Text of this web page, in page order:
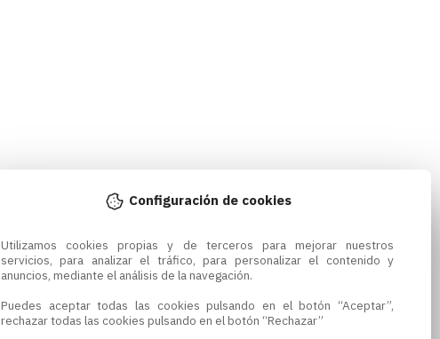
Configuración de cookies
Utilizamos cookies propias y de terceros para mejorar nuestros
servicios, para analizar el tráfico, para personalizar el contenido y
anuncios, mediante el análisis de la navegación.
Puedes aceptar todas las cookies pulsando en el botón “Aceptar”,
rechazar todas las cookies pulsando en el botón “Rechazar”